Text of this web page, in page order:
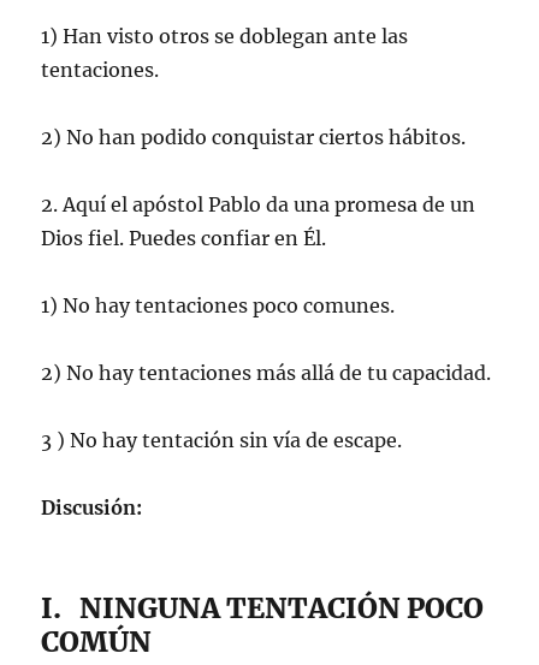
1) Han visto otros se doblegan ante las
tentaciones.
2) No han podido conquistar ciertos hábitos.
2. Aquí el apóstol Pablo da una promesa de un
Dios fiel. Puedes confiar en Él.
1) No hay tentaciones poco comunes.
2) No hay tentaciones más allá de tu capacidad.
3 ) No hay tentación sin vía de escape.
Discusión:
I. NINGUNA TENTACIÓN POCO
COMÚN